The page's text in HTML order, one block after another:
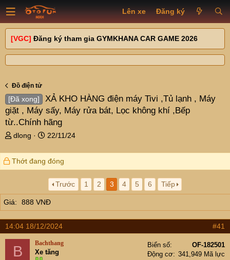
Lên xe Đăng ký
[VGC] Đăng ký tham gia GYMKHANA CAR GAME 2026
Đồ điện tử
[Đã xong]
XẢ KHO HÀNG điện máy Tivi ,Tủ lạnh , Máy
giặt , Máy sấy, Máy rửa bát, Lọc không khí ,Bếp
từ..Chính hãng
T
r
e
s
t
a
t
dlong
N
à
y
i
22/11/24
Thớt đang đóng
Trước 1 2 3 4 5 6 Tiếp
Giá 888 VNĐ
14:04 18/12/2024 #41
B Bachthang
Xe tăng
Biển số
OF-182501
Động cơ
341,949 Mã lực